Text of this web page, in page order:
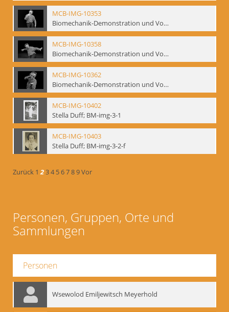
MCB-IMG-10353
Biomechanik-Demonstration und Vortrag, Berliner Ensemble, 04.10.1991
MCB-IMG-10358
Biomechanik-Demonstration und Vortrag, Berliner Ensemble, 04.10.1991
MCB-IMG-10362
Biomechanik-Demonstration und Vortrag, Berliner Ensemble, 04.10.1991
MCB-IMG-10402
Stella Duff; BM-img-3-1
MCB-IMG-10403
Stella Duff; BM-img-3-2-f
Zurück 1 234 56789Vor
Personen, Gruppen, Orte und
Sammlungen
Personen
Wsewolod Emiljewitsch Meyerhold